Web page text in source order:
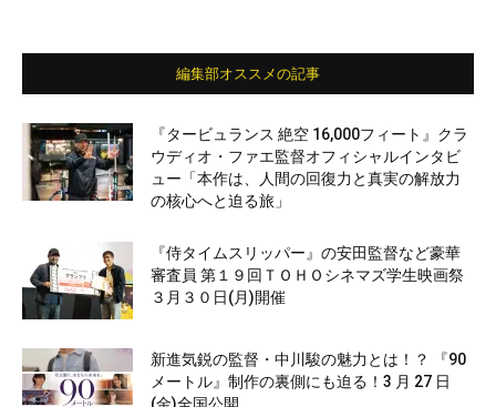
編集部オススメの記事
『タービュランス 絶空 16,000フィート』クラ
ウディオ・ファエ監督オフィシャルインタビ
ュー「本作は、人間の回復力と真実の解放力
の核心へと迫る旅」
『侍タイムスリッパー』の安田監督など豪華
審査員 第１９回ＴＯＨＯシネマズ学生映画祭
３月３０日(月)開催
新進気鋭の監督・中川駿の魅力とは！？ 『90
メートル』制作の裏側にも迫る！3 月 27 日
(金)全国公開